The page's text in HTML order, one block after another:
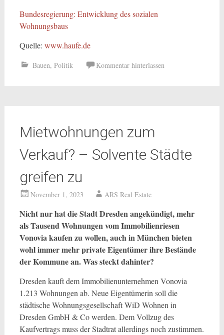
Bundesregierung: Entwicklung des sozialen
Wohnungsbaus
Quelle: www.haufe.de
Bauen, Politik Kommentar hinterlassen
Mietwohnungen zum
Verkauf? – Solvente Städte
greifen zu
November 1, 2023 ARS Real Estate
Nicht nur hat die Stadt Dresden angekündigt, mehr
als Tausend Wohnungen vom Immobilienriesen
Vonovia kaufen zu wollen, auch in München bieten
wohl immer mehr private Eigentümer ihre Bestände
der Kommune an. Was steckt dahinter?
Dresden kauft dem Immobilienunternehmen Vonovia
1.213 Wohnungen ab. Neue Eigentümerin soll die
städtische Wohnungsgesellschaft WiD Wohnen in
Dresden GmbH & Co werden. Dem Vollzug des
Kaufvertrags muss der Stadtrat allerdings noch zustimmen.